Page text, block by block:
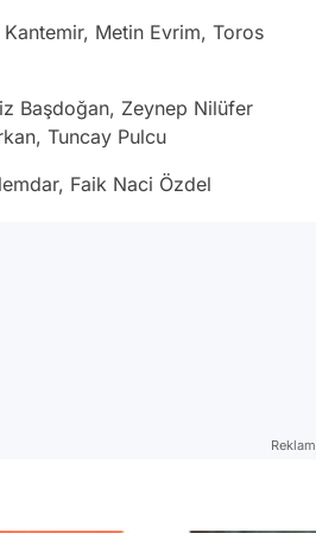
Metin Evrim, Toros
Başdoğan, Zeynep Nilüfer
Tuncay Pulcu
Faik Naci Özdel
Reklam